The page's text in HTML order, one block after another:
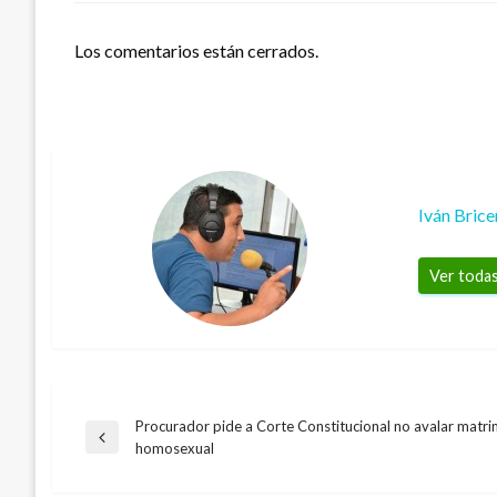
Los comentarios están cerrados.
Iván
Ver
Navegación
Entrada
Procurador pide a Corte Constitucional no avalar
homosexual